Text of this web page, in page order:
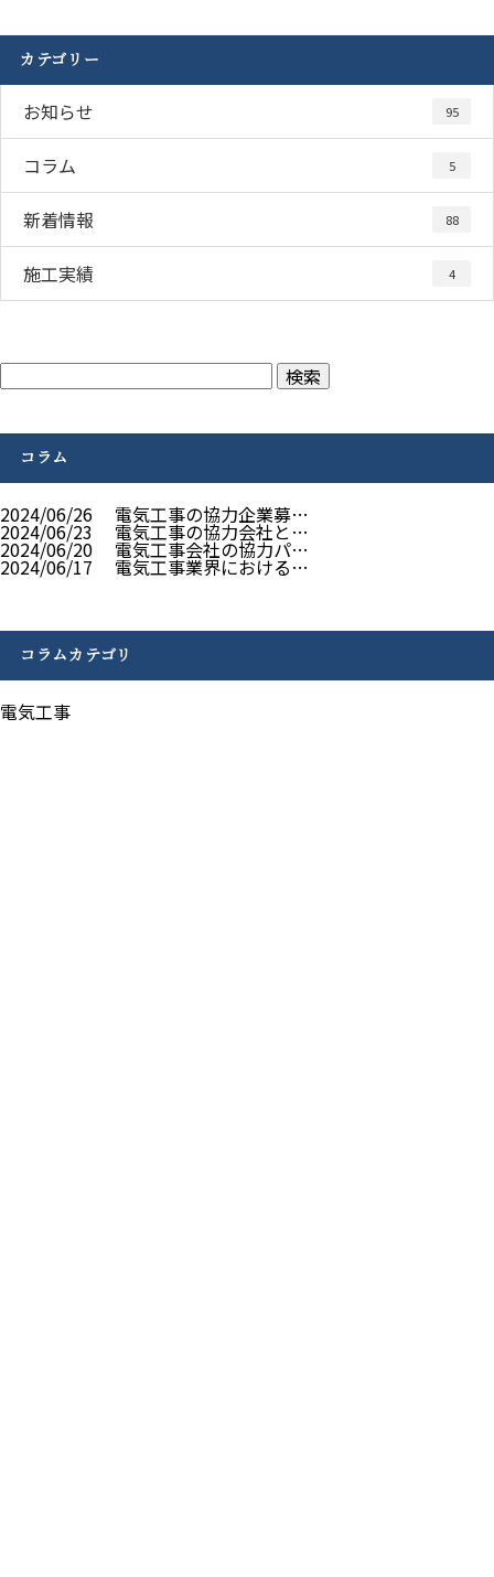
カテゴリー
お知らせ 95
コラム 5
新着情報 88
施工実績 4
コラム
2024/06/26 電気工事の協力企業募…
2024/06/23 電気工事の協力会社と…
2024/06/20 電気工事会社の協力パ…
2024/06/17 電気工事業界における…
コラムカテゴリ
電気工事